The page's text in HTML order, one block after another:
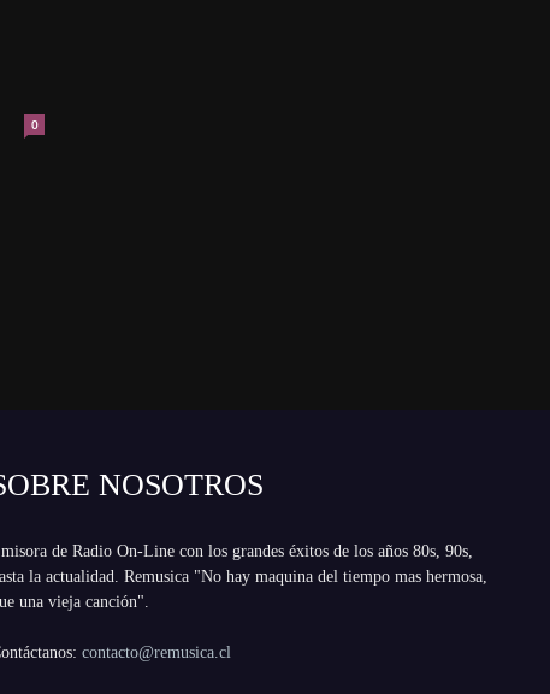
0
NOSOTROS
de Radio On-Line con los grandes éxitos de los años 80s, 90s,
la actualidad. Remusica "No hay maquina del tiempo mas hermosa,
una vieja canción".
contacto@remusica.cl